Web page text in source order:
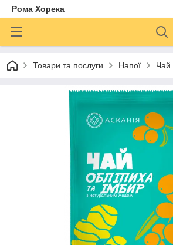
Рома Хорека
Товари та послуги Напої Чай